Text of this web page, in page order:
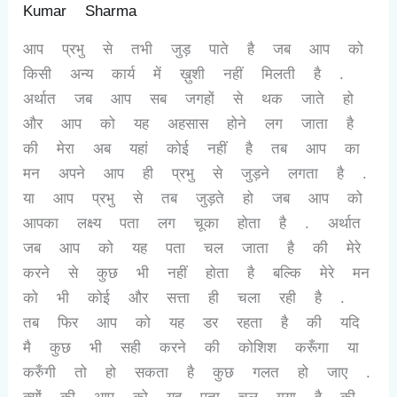
Kumar Sharma
आप प्रभु से तभी जुड़ पाते है जब आप को
किसी अन्य कार्य में ख़ुशी नहीं मिलती है .
अर्थात जब आप सब जगहों से थक जाते हो
और आप को यह अहसास होने लग जाता है
की मेरा अब यहां कोई नहीं है तब आप का
मन अपने आप ही प्रभु से जुड़ने लगता है .
या आप प्रभु से तब जुड़ते हो जब आप को
आपका लक्ष्य पता लग चूका होता है . अर्थात
जब आप को यह पता चल जाता है की मेरे
करने से कुछ भी नहीं होता है बल्कि मेरे मन
को भी कोई और सत्ता ही चला रही है .
तब फिर आप को यह डर रहता है की यदि
मै कुछ भी सही करने की कोशिश करूँगा या
करुँगी तो हो सकता है कुछ गलत हो जाए .